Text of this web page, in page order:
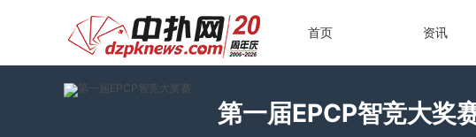
首页 资讯
第一届EPCP智竞大奖